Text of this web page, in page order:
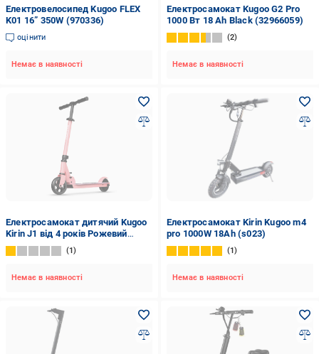
Електровелосипед Kugoo FLEX
K01 16” 350W (970336)
оцінити
Немає в наявності
Електросамокат Kugoo G2 Pro
1000 Вт 18 Ah Black (32966059)
2
Немає в наявності
Електросамокат дитячий Kugoo
Kirin J1 від 4 років Рожевий
(0112334)
1
Немає в наявності
Електросамокат Kirin Kugoo m4
pro 1000W 18Ah (s023)
1
Немає в наявності